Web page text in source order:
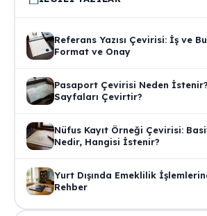
Referans Yazısı Çevirisi: İş ve
Format ve Onay
Pasaport Çevirisi Neden
Sayfaları Çevirtir?
Nüfus Kayıt Örneği Çevirisi:
Nedir, Hangisi İstenir?
Yurt Dışında Emeklilik
Rehber